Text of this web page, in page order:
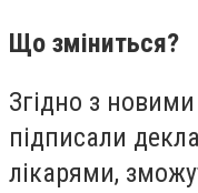
Що зміниться?
Згідно з
підписали
лікарями,